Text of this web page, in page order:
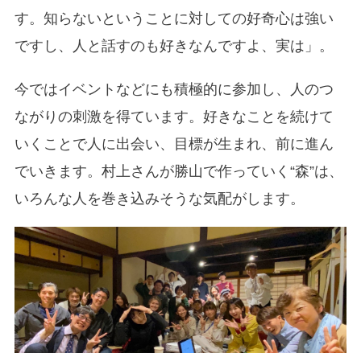
す。知らないということに対しての好奇心は強い
ですし、人と話すのも好きなんですよ、実は」。
今ではイベントなどにも積極的に参加し、人のつ
ながりの刺激を得ています。好きなことを続けて
いくことで人に出会い、目標が生まれ、前に進ん
でいきます。村上さんが勝山で作っていく“森”は、
いろんな人を巻き込みそうな気配がします。